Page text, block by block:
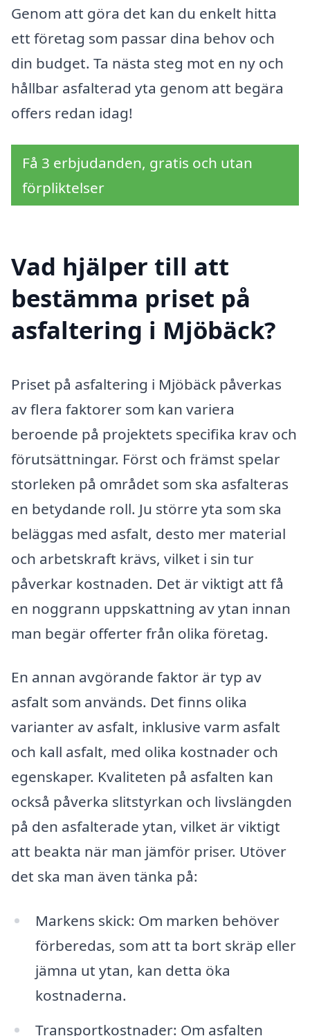
Genom att göra det kan du enkelt hitta
ett företag som passar dina behov och
din budget. Ta nästa steg mot en ny och
hållbar asfalterad yta genom att begära
offers redan idag!
Få 3 erbjudanden, gratis och utan
förpliktelser
Vad hjälper till att
bestämma priset på
asfaltering i Mjöbäck?
Priset på asfaltering i Mjöbäck påverkas
av flera faktorer som kan variera
beroende på projektets specifika krav och
förutsättningar. Först och främst spelar
storleken på området som ska asfalteras
en betydande roll. Ju större yta som ska
beläggas med asfalt, desto mer material
och arbetskraft krävs, vilket i sin tur
påverkar kostnaden. Det är viktigt att få
en noggrann uppskattning av ytan innan
man begär offerter från olika företag.
En annan avgörande faktor är typ av
asfalt som används. Det finns olika
varianter av asfalt, inklusive varm asfalt
och kall asfalt, med olika kostnader och
egenskaper. Kvaliteten på asfalten kan
också påverka slitstyrkan och livslängden
på den asfalterade ytan, vilket är viktigt
att beakta när man jämför priser. Utöver
det ska man även tänka på:
Markens skick: Om marken behöver
förberedas, som att ta bort skräp eller
jämna ut ytan, kan detta öka
kostnaderna.
Transportkostnader: Om asfalten